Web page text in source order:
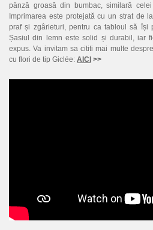
pânză groasă din bumbac, similară
Imprimarea este protejată cu un strat de
praf și zgârieturi, pentru ca tabloul să își
Șasiul din lemn este solid și durabil, iar
expus. Va invitam sa cititi mai multe
cu flori de tip Giclée: AICI >>